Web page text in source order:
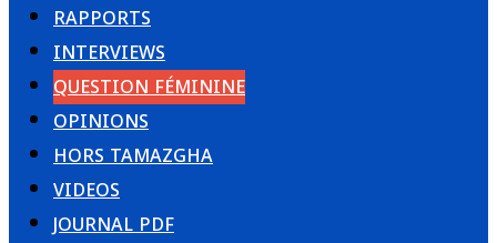
RAPPORTS
INTERVIEWS
QUESTION FÉMININE
OPINIONS
HORS TAMAZGHA
VIDEOS
JOURNAL PDF